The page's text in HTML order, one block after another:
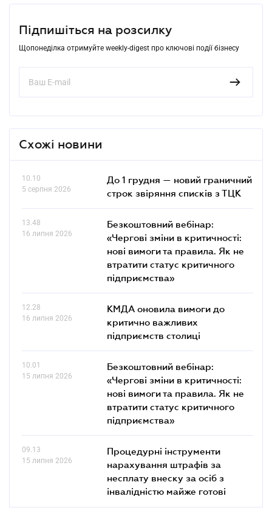
Підпишіться на розсилку
Щопонеділка отримуйте weekly-digest про ключові події бізнесу
Схожі новини
10.10
5 серпня 2026
До 1 грудня — новий граничний
строк звіряння списків з ТЦК
13.48
16 липня 2026
Безкоштовний вебінар:
«Чергові зміни в критичності:
нові вимоги та правила. Як не
втратити статус критичного
підприємства»
12.28
16 липня 2026
КМДА оновила вимоги до
критично важливих
підприємств столиці
10.01
15 липня 2026
Безкоштовний вебінар:
«Чергові зміни в критичності:
нові вимоги та правила. Як не
втратити статус критичного
підприємства»
09.13
15 липня 2026
Процедурні інструменти
нарахування штрафів за
несплату внеску за осіб з
інвалідністю майже готові